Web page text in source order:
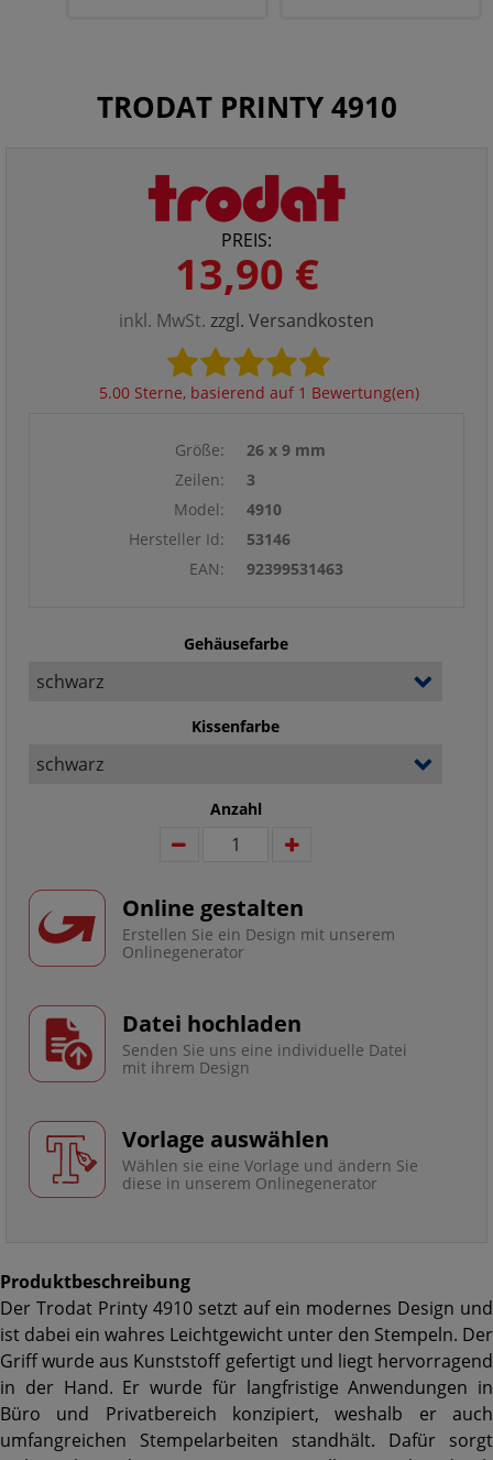
TRODAT PRINTY 4910
PREIS:
13,90 €
inkl. MwSt. zzgl. Versandkosten
5.00 Sterne, basierend auf 1 Bewertung(en)
Größe:
26 x 9 mm
Zeilen:
3
Model:
4910
Hersteller Id:
53146
EAN:
92399531463
Gehäusefarbe
Kissenfarbe
Anzahl
Online gestalten
Erstellen Sie ein Design mit unserem
Onlinegenerator
Datei hochladen
Senden Sie uns eine individuelle Datei
mit ihrem Design
Vorlage auswählen
Wählen sie eine Vorlage und ändern Sie
diese in unserem Onlinegenerator
Produktbeschreibung
Der Trodat Printy 4910 setzt auf ein modernes Design und
ist dabei ein wahres Leichtgewicht unter den Stempeln. Der
Griff wurde aus Kunststoff gefertigt und liegt hervorragend
in der Hand. Er wurde für langfristige Anwendungen in
Büro und Privatbereich konzipiert, weshalb er auch
umfangreichen Stempelarbeiten standhält. Dafür sorgt